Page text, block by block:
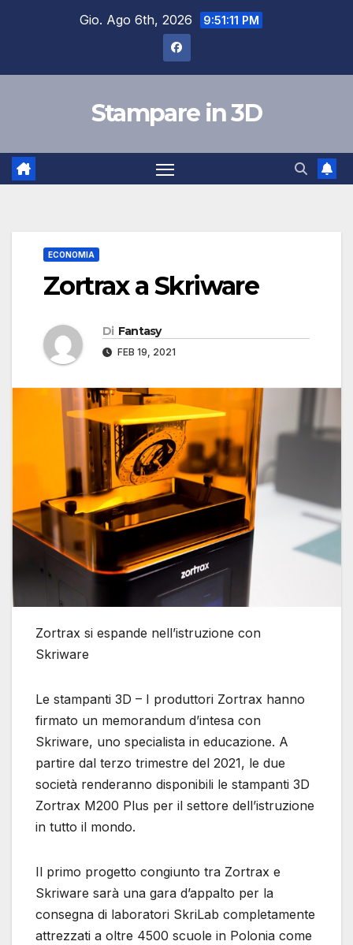
Gio. Ago 6th, 2026 9:51:12 PM
Stampare in 3D
ECONOMIA
Zortrax a Skriware
Di Fantasy
FEB 19, 2021
Zortrax si espande nell’istruzione con
Skriware
Le stampanti 3D – I produttori Zortrax hanno
firmato un memorandum d’intesa con
Skriware, uno specialista in educazione. A
partire dal terzo trimestre del 2021, le due
società renderanno disponibili le stampanti 3D
Zortrax M200 Plus per il settore dell’istruzione
in tutto il mondo.
Il primo progetto congiunto tra Zortrax e
Skriware sarà una gara d’appalto per la
consegna di laboratori SkriLab completamente
attrezzati a oltre 4500 scuole in Polonia come